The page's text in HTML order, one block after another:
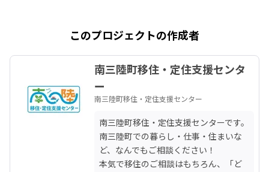
このプロジェクトの作成者
南三陸町移住・定住支援センタ
ー
南三陸町移住・定住支援センター
南三陸町移住・定住支援センターです。
南三陸町での暮らし・仕事・住まいな
ど、なんでもご相談ください！
本気で移住のご相談はもちろん、「ど